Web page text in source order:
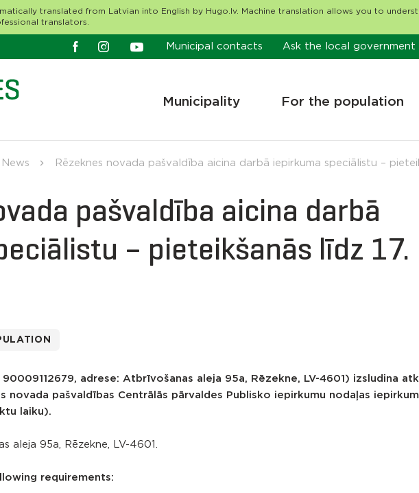
translated from Latvian into English by Hugo.lv. Machine translation allows you to
translators.
Municipal contacts Ask the local government
Municipality For the population
News Rēzeknes novada pašvaldība aicina darbā iepirkuma speciālistu –
pašvaldība aicina darbā
– pieteikšanās līdz 17.
90009112679, adrese: Atbrīvošanas aleja 95a, Rēzekne, LV-4601) izsludina
novada pašvaldības Centrālās pārvaldes Publisko iepirkumu nodaļas
laiku).
aleja 95a, Rēzekne, LV-4601.
requirements: